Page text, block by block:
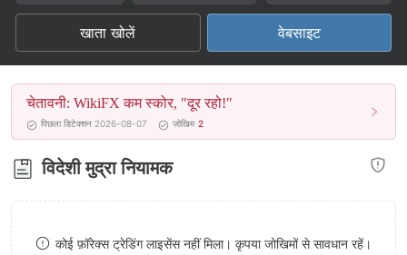
2
3
4
5
6
7
8
खाता खोलें वेबसाइट
चेतावनी: WikiFX कम स्कोर, "दूर रहो!"
पिछला डिटेक्शन 2026-08-07 जोखिम 2
विदेशी मुद्रा नियामक
कोई फ़ॉरेक्स ट्रेडिंग लाइसेंस नहीं मिला। कृपया जोखिमों से सावधान रहें।